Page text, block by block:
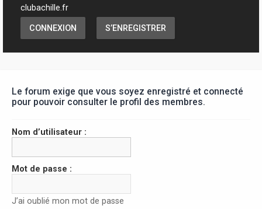
clubachille.fr
CONNEXION S’ENREGISTRER
Le forum exige que vous soyez enregistré et connecté
pour pouvoir consulter le profil des membres.
Nom d’utilisateur :
Mot de passe :
J’ai oublié mon mot de passe